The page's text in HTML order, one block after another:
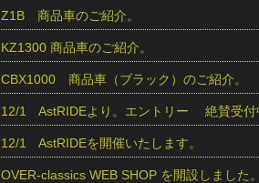
Z1B 商品車のご紹介。
KZ1300 商品車のご紹介。
CBX1000 商品車（ブラック）のご紹介。
12/1 AstRIDEより。エントリー 絶賛受付
12/1 AstRIDEを開催いたします。
OVER-classics WEB SHOP を開設しました